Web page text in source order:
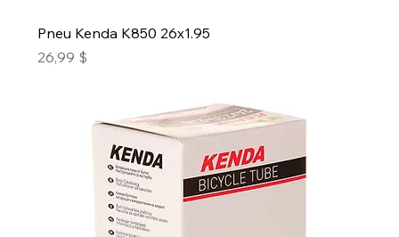
Pneu Kenda K850 26x1.95
Prix
26,99 $